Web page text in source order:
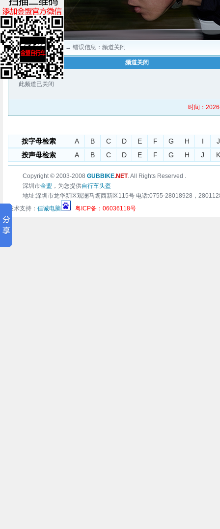
当前位置：深圳金盟 → 错误信息：频道关闭
频道关闭
此频道已关闭
时间：
按字母检索 A B C D E F G H I
J
按声母检索
A B C D E F G H J K
Copyright © 2003-2008 GUBBIKE.NET. All Rights Reserved .
深圳市金盟 ，为您提供自行车头盔
地址:深圳市龙华新区观澜马坜西新区115号 电话:0755-28018928，
技术支持： 佳诚电脑 粤ICP备：06036118号